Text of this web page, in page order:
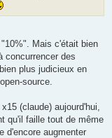
Mais c'était bien
concurrencer des
plus judicieux en
source.
(claude) aujourd'hui,
qu'il faille tout de même
d'encore augmenter